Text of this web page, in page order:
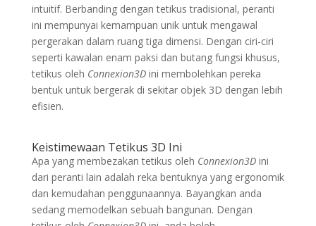
intuitif. Berbanding dengan tetikus tradisional, peranti
ini mempunyai kemampuan unik untuk mengawal
pergerakan dalam ruang tiga dimensi. Dengan ciri-ciri
seperti kawalan enam paksi dan butang fungsi khusus,
tetikus oleh Connexion3Dini membolehkan pereka
bentuk untuk bergerak di sekitar objek 3D dengan lebih
efisien.
Keistimewaan Tetikus 3D Ini
Apa yang membezakan tetikus oleh Connexion3Dini
dari peranti lain adalah reka bentuknya yang ergonomik
dan kemudahan penggunaannya. Bayangkan anda
sedang memodelkan sebuah bangunan. Dengan